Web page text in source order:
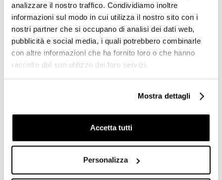
analizzare il nostro traffico. Condividiamo inoltre
informazioni sul modo in cui utilizza il nostro sito con i
nostri partner che si occupano di analisi dei dati web,
pubblicità e social media, i quali potrebbero combinarle
con altre informazioni che ha fornito loro o che hanno
raccolto dal suo utilizzo dei loro servizi.
Mostra dettagli
Accetta tutti
Personalizza
Richiedi preventivo Richiedi preventivo
Mosaico tessere 12x12mm
12.45, kit installazione,
Mosaico tessere 2,5x2,5 cm
giallo, Opera 25.05M